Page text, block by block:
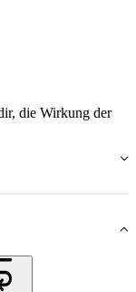
die Wirkung der